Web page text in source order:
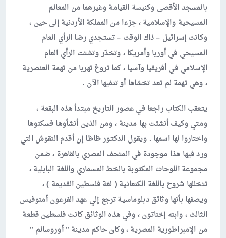
بالمسجد الأقصى وكنيسة القيامة وغيرهما من المعالم
المسيحية والإسلامية ، جزءا من المملكة الأردنية إلى حين ،
وكانت إسرائيل – ذاك الوقت – تستجدي رضا الرأي العام
المسيحي في أوربا وأمريكا ، وتخدّر وتشتت الرأي العام
الإسلامي في أفريقيا وآسيا ، كما تروغ تهربا من تهمة العنصرية
، وهي تهمة لم تعد تخشاها أو تنفيها الآن .
يتعقب الكتاب راجعا في عصور التاريخ مبتدأ هذه البقعة ،
ومتي وكيف أنشئت بها مدينة ، ومن الذين أنشأوها فسكنوها
واختاروا لها اسمها . ويقول الدكتور ظاظا إن أقدم النقوش التي
ورد فيها هذا موجودة في المتحف المصري بالقاهرة ، ضمن
مجموعة اللوحات المكتوبة بالخط المسماري واللغة البابلية ،
تتخللها شروح باللغة الكنعانية ( لغة فلسطين القديمة ) ،
ويصفها بأنها وثائق دبلوماسية ترجع إلي عهد الفرعون أمنوفيس
الثالث ، وابنه إخناتون ، وفي هذه الوثائق كانت فلسطين قطعة
من الإمبراطورية المصرية ، وكان حاكم مدينة ” أوروسالم ”